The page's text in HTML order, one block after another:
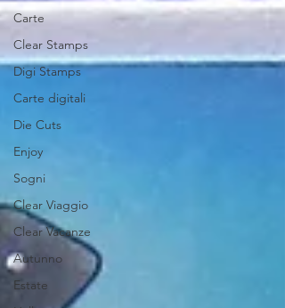
Carte
Clear Stamps
Digi Stamps
Carte digitali
Die Cuts
Enjoy
Sogni
Clear Viaggio
Clear Vacanze
Autunno
Estate